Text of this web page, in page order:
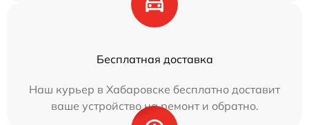
Бесплатная доставка
Наш курьер в Хабаровске бесплатно доставит
ваше устройство на ремонт и обратно.